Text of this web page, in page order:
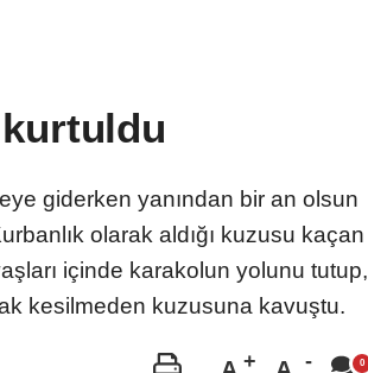
giderken yanından bir an olsun
olarak aldığı kuzusu kaçan
içinde karakolun yolunu tutup,
kesilmeden kuzusuna kavuştu.